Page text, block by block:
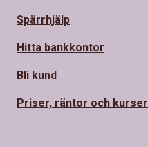
Spärrhjälp
Hitta bankkontor
Bli kund
Priser, räntor och kurser